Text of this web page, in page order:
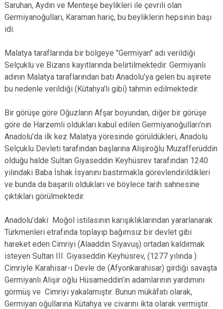
Saruhan, Aydın ve Menteşe beylikleri ile çevrili olan
Germiyanoğulları, Karaman hariç, bu beyliklerin hepsinin başı
idi.
Malatya taraflarında bir bölgeye "Germiyan" adı verildiği
Selçuklu ve Bizans kayıtlarında belirtilmektedir. Germiyanlı
adının Malatya taraflarından batı Anadolu’ya gelen bu aşirete
bu nedenle verildiği (Kütahya'lı gibi) tahmin edilmektedir.
Bir görüşe göre Oğuzların Afşar boyundan, diğer bir görüşe
göre de Harzemli oldukları kabul edilen Germiyanoğulları’nın
Anadolu’da ilk kez Malatya yöresinde görüldükleri, Anadolu
Selçuklu Devleti tarafından başlarına Alişiroğlu Muzafferüddin
olduğu halde Sultan Gıyaseddin Keyhüsrev tarafından 1240
yılındaki Baba İshak İsyanını bastırmakla görevlendirildikleri
ve bunda da başarılı oldukları ve böylece tarih sahnesine
çıktıkları görülmektedir.
Anadolu’daki Moğol istilasının karışıklıklarından yararlanarak
Türkmenleri etrafında toplayıp bağımsız bir devlet gibi
hareket eden Cimriyi (Alaaddin Siyavuş) ortadan kaldırmak
isteyen Sultan III. Gıyaseddin Keyhüsrev, (1277 yılında )
Cimriyle Karahisar-ı Devle de (Afyonkarahisar) girdiği savaşta
Germiyanlı Alişir oğlu Hüsameddin’in adamlarının yardımını
görmüş ve Cimriyi yakalamıştır. Bunun mükâfatı olarak,
Germiyan oğullarına Kütahya ve civarını ikta olarak vermiştir.